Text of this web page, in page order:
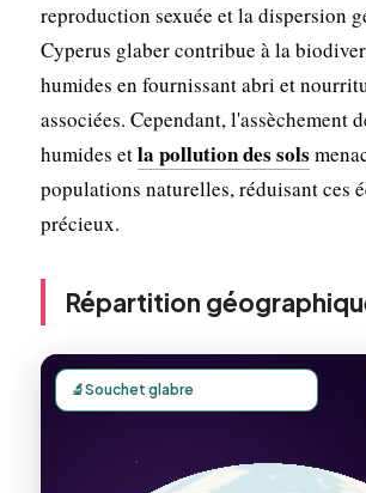
reproduction sexuée et la dispersion
Cyperus glaber contribue à la
humides en fournissant abri et
associées. Cependant, l'assèchement
humides etla pollution des sols
populations naturelles, réduisant ces
précieux.
Répartition